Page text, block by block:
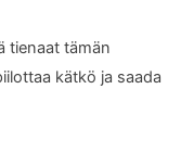
tienaat tämän
kätkö ja saada